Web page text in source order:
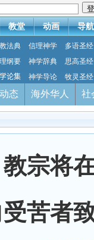
教堂 动画 导航
法典 信理神学
多语圣经
纲要 神学辞典
思高圣经
论集 神学导论 牧灵圣经
态 海外华人 社
宗将
苦者